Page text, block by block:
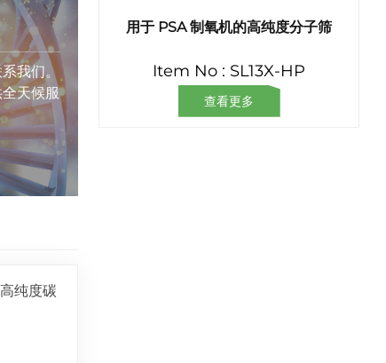
我们。
天候服
纯度碳
用于 PSA 制氧机的高纯度分子筛
Item No : SL13X-HP
查看更多